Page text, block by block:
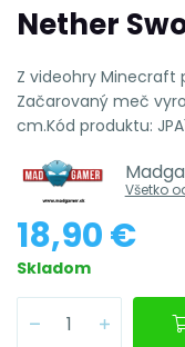
Nether
Z videohry
Začarovaný meč
cm.Kód produktu:
Všetko
18,90 €
Skladom